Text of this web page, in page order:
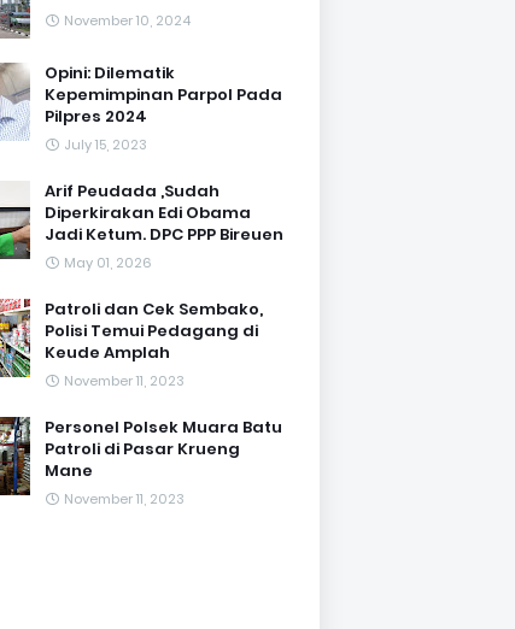
November 10, 2024
Opini: Dilematik
Kepemimpinan Parpol Pada
Pilpres 2024
July 15, 2023
Arif Peudada ,Sudah
Diperkirakan Edi Obama
Jadi Ketum. DPC PPP Bireuen
May 01, 2026
Patroli dan Cek Sembako,
Polisi Temui Pedagang di
Keude Amplah
November 11, 2023
Personel Polsek Muara Batu
Patroli di Pasar Krueng
Mane
November 11, 2023